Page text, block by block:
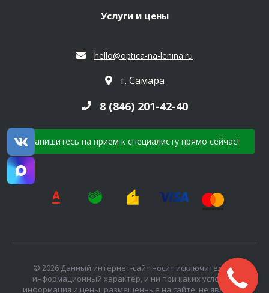
Услуги и цены
hello@optica-na-lenina.ru
г. Самара
8 (846) 201-42-40
Запишитесь на прием к специалисту прямо сейчас!
© 2026 Данный интернет-сайт носит исключительно
информационный характер, и ни при каких условиях
информация и цены, размещенные на сайте, не являются